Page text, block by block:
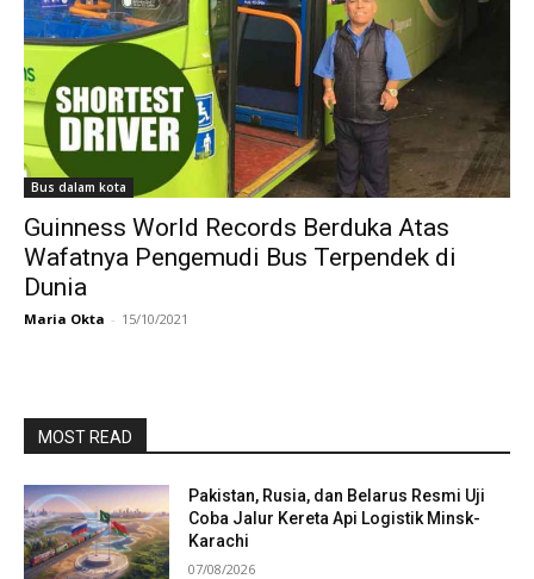
Bus dalam kota
Guinness World Records Berduka Atas
Wafatnya Pengemudi Bus Terpendek di
Dunia
Maria Okta - 15/10/2021
MOST READ
Pakistan, Rusia, dan Belarus Resmi Uji
Coba Jalur Kereta Api Logistik Minsk-
Karachi
07/08/2026